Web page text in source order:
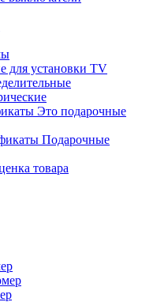
для установки TV
Это подарочные
Подарочные
товара